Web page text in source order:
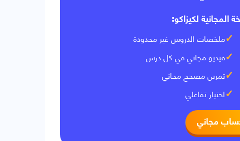
المجانية لكيزاكو:
ملخصات الدروس غير محدودة
فيديو مجاني في كل درس
تمرين مصحح مجاني
اختبار تفاعلي
مجاني